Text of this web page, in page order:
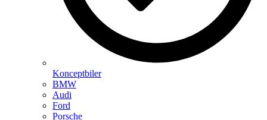
Konceptbiler
BMW
Audi
Ford
Porsche